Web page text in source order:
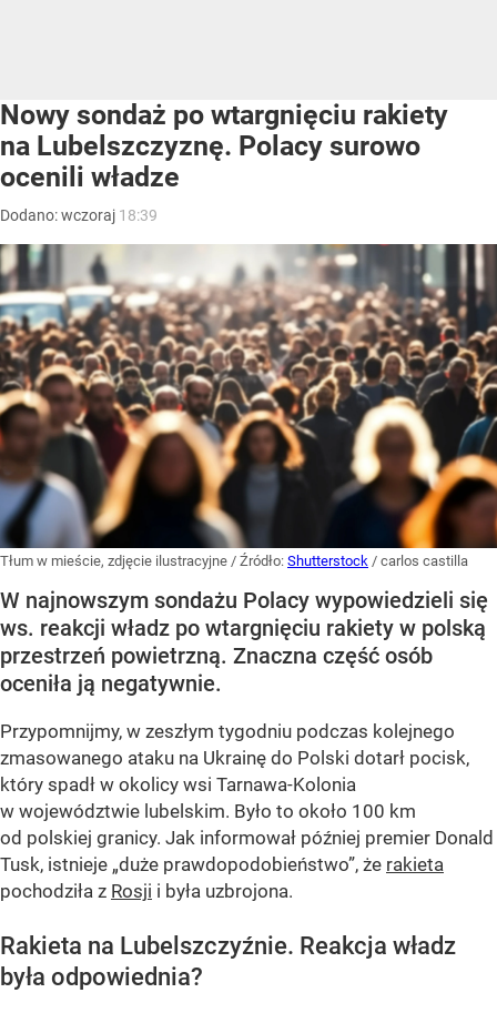
Nowy sondaż po wtargnięciu rakiety
na Lubelszczyznę. Polacy surowo
ocenili władze
Dodano:wczoraj 18:39
Tłum w mieście, zdjęcie ilustracyjne / Źródło: Shutterstock / carlos castilla
W najnowszym sondażu Polacy wypowiedzieli się
ws. reakcji władz po wtargnięciu rakiety w polską
przestrzeń powietrzną. Znaczna część osób
oceniła ją negatywnie.
Przypomnijmy, w zeszłym tygodniu podczas kolejnego
zmasowanego ataku na Ukrainę do Polski dotarł pocisk,
który spadł w okolicy wsi Tarnawa-Kolonia
w województwie lubelskim. Było to około 100 km
od polskiej granicy. Jak informował później premier Donald
Tusk, istnieje „duże prawdopodobieństwo”, że rakieta
pochodziła z Rosji i była uzbrojona.
Rakieta na Lubelszczyźnie. Reakcja władz
była odpowiednia?